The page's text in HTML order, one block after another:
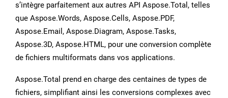
s’intègre parfaitement aux autres API Aspose.Total, telles
que Aspose.Words, Aspose.Cells, Aspose.PDF,
Aspose.Email, Aspose.Diagram, Aspose.Tasks,
Aspose.3D, Aspose.HTML, pour une conversion complète
de fichiers multiformats dans vos applications.
Aspose.Total prend en charge des centaines de types de
fichiers, simplifiant ainsi les conversions complexes avec